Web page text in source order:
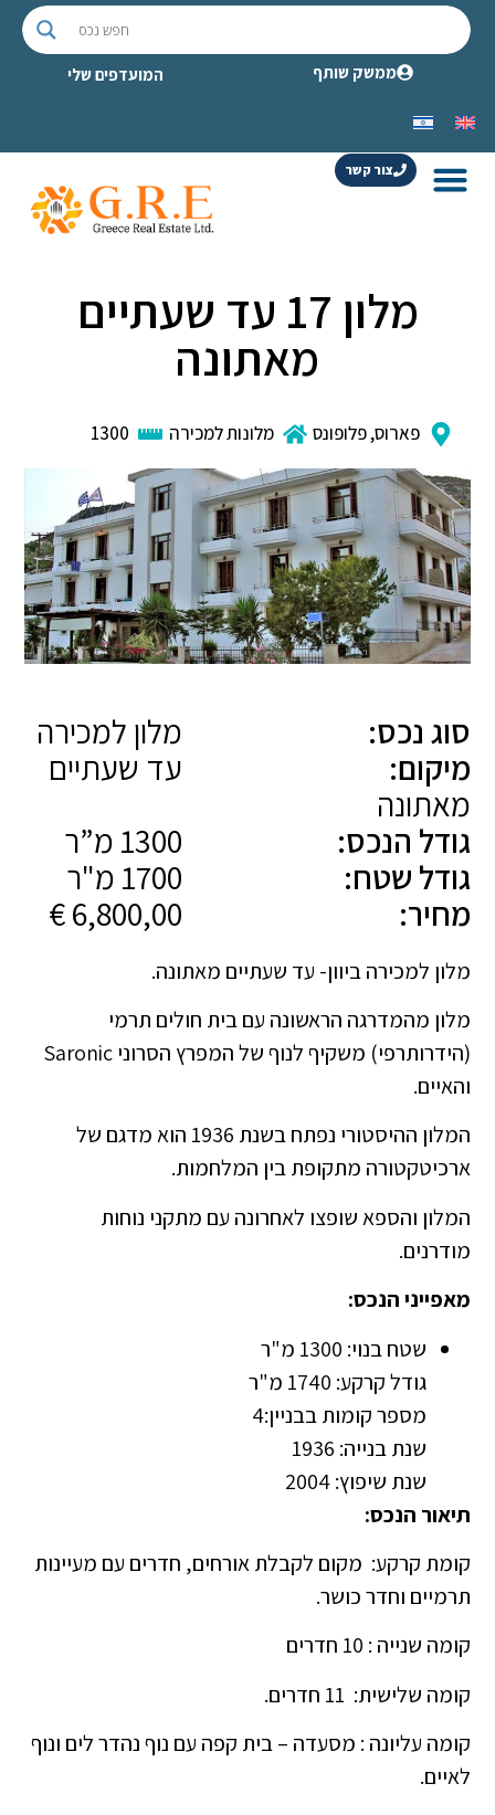
ממשק שותף המועדפים שלי
צור קשר
מלון 17 עד שעתיים
מאתונה
פארוס,פלופונס מלונות למכירה 1300
סוג נכס:
מלון למכירה
מיקום:
עד שעתיים
מאתונה
גודל הנכס:
גודל שטח:
מחיר:
מלון למכירה ביוון- עד שעתיים מאתונה.
מלון מהמדרגה הראשונה עם בית חולים תרמי
(הידרותרפי) משקיף לנוף של המפרץ הסרוני Saronic
והאיים.
המלון ההיסטורי נפתח בשנת 1936 הוא מדגם של
ארכיטקטורה מתקופת בין המלחמות.
המלון והספא שופצו לאחרונה עם מתקני נוחות
מודרנים.
מאפייני הנכס:
שטח בנוי: 1300 מ"ר
גודל קרקע: 1740 מ"ר
מספר קומות בבניין:4
שנת בנייה: 1936
שנת שיפוץ: 2004
תיאור הנכס:
קומת קרקע: מקום לקבלת אורחים, חדרים עם מעיינות
תרמיים וחדר כושר.
קומה שנייה : 10 חדרים
קומה שלישית: 11 חדרים.
קומה עליונה : מסעדה – בית קפה עם נוף נהדר לים ונוף
לאיים.